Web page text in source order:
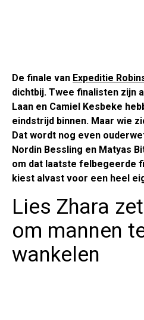
De finale van Expeditie
dichtbij. Twee finalisten zijn
Laan en Camiel Kesbeke
eindstrijd binnen. Maar wie
Dat wordt nog even
Nordin Bessling en Matyas
om dat laatste felbegeerde
kiest alvast voor een heel
Lies Zhara
om mannen
wankelen